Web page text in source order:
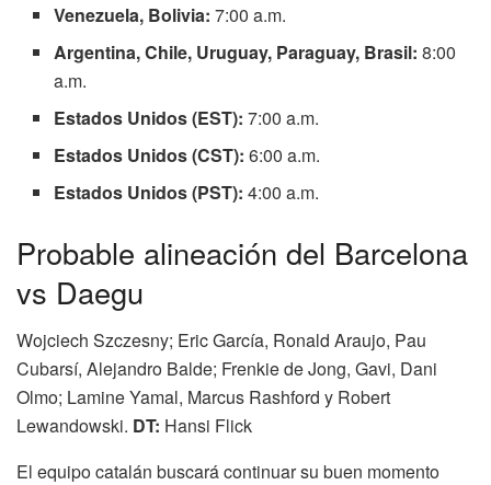
Venezuela, Bolivia: 7:00 a.m.
Argentina, Chile, Uruguay, Paraguay, Brasil: 8:00
a.m.
Estados Unidos (EST): 7:00 a.m.
Estados Unidos (CST): 6:00 a.m.
Estados Unidos (PST): 4:00 a.m.
Probable alineación del Barcelona
vs Daegu
Wojciech Szczesny; Eric García, Ronald Araujo, Pau
Cubarsí, Alejandro Balde; Frenkie de Jong, Gavi, Dani
Olmo; Lamine Yamal, Marcus Rashford y Robert
Lewandowski. DT: Hansi Flick
El equipo catalán buscará continuar su buen momento